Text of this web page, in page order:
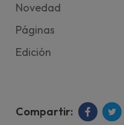
Novedad
Páginas
Edición